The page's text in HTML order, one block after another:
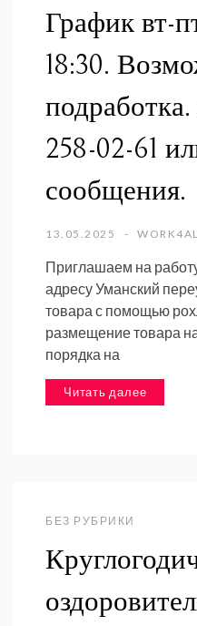
График вт-
18:30.
258-02-61
сообщения.
13.05.2025
Приглашаем на
адресу Уманский
товара с помощью
размещение товара
порядка на
Читать далее
БЕЗ РУБРИКИ